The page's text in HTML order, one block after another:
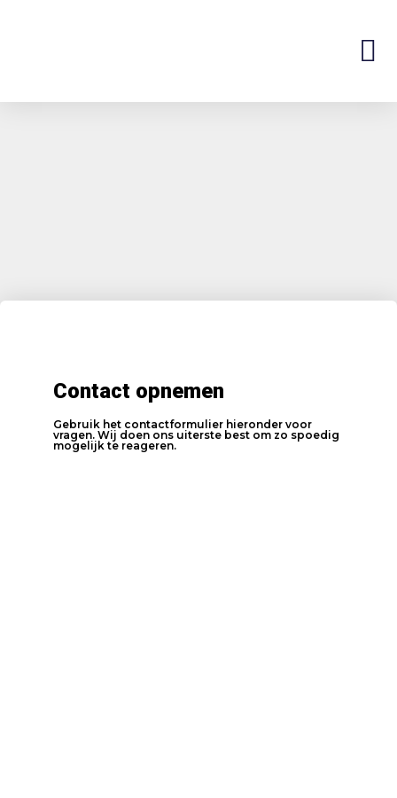
Contact opnemen
Gebruik het contactformulier hieronder voor
vragen. Wij doen ons uiterste best om zo spoedig
mogelijk te reageren.